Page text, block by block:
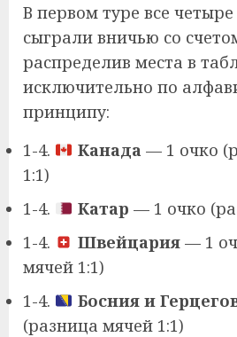
В первом туре все
сыграли вничью со
распределив места в
исключительно по
принципу:
1-4.
Канада — 1 очко
1:1)
1-4.
Катар — 1 очко
1-4.
Швейцария— 1
мячей 1:1)
1-4.
Босния и
(разница мячей 1:1)